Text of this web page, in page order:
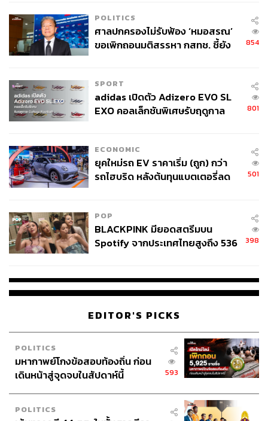
เกษตรกรไทยเหลือเพียงลูกละ 2-5 บาท แต่กลับส่งออกใน
ราคาลูกละ 35-50 บาท สร้างกำไรมหาศาลที่ไหลออกนอก
ประเทศ
ขณิฏฐา ภาคินามหังค์ ผู้เชี่ยวชาญด้านการค้าเกษตรจาก
สถาบันวิจัยเพื่อการพัฒนาประเทศไทย (TDRI) ให้สัมภาษณ์
กับ South China Morning Post ว่า ในตลาดผลไม้ทุกชนิดที่
ส่งไปจีน คำสั่งซื้อล้วนมาจากผู้ซื้อจีนที่กำหนดทั้งชนิด,
กระจัดกระจาย และทำตามฤดูกาล จึงแทบไม่มีอำนาจต่อรอง
เธอเตือนว่าทุนจีนมีขนาดใหญ่และคล่องตัวพอที่จะแทรก
ความเสี่ยงทั้งหมดให้ตกอยู่กับเกษตรกรไทย
หมายเหตุ : ใช้อัตราแลกเปลี่ยน 1 ดอลลาร์สหรัฐ เท่ากับ
อ้างอิง:
cracks-down-on-foreign-enterprises-that-pretend-to-b
e-local
https://www.scmp.com/week-asia/economics/article/3
346531/inside-coconut-cartel-how-chinese-money-s
queezes-thai-farmers
POLITICS
ศาลปกครองไม่รับฟ้อง ‘หมอสรณ’
ขอเพิกถอนมติสรรหา กสทช. ชี้ยัง
854
SPORT
adidas เปิดตัว Adizero EVO SL
EXO คอลเล็กชันพิเศษรับฤดูกาล
801
ECONOMIC
ยุคใหม่รถ EV ราคาเริ่ม (ถูก) กว่า
รถไฮบริด หลังต้นทุนแบตเตอรี่ลด
501
POP
BLACKPINK มียอดสตรีมบน
Spotify จากประเทศไทยสูงถึง 536
398
EDITOR'S PICKS
POLITICS
มหากาพย์โกงข้อสอบท้องถิ่น ก่อน
เดินหน้าสู่จุดจบในสัปดาห์นี้
593
POLITICS